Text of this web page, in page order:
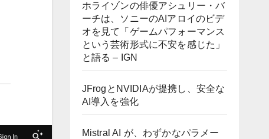
ホライゾンの俳優アシュリー・バ
ーチは、ソニーのAIアロイのビデ
オを見て「ゲームパフォーマンス
という芸術形式に不安を感じた」
と語る – IGN
JFrogとNVIDIAが提携し、安全な
AI導入を強化
Mistral AI が、わずかなパラメー